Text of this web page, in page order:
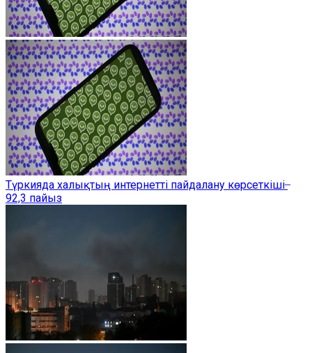
Түркияда халықтың интернетті пайдалану көрсеткіші ̶
92,3 пайыз